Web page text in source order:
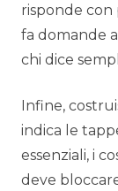
risponde con
fa domande
chi dice
Infine,
indica le
essenziali, i
deve